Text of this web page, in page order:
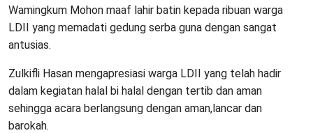
Wamingkum Mohon maaf lahir batin kepada ribuan warga
LDII yang memadati gedung serba guna dengan sangat
antusias.
Zulkifli Hasan mengapresiasi warga LDII yang telah hadir
dalam kegiatan halal bi halal dengan tertib dan aman
sehingga acara berlangsung dengan aman,lancar dan
barokah.